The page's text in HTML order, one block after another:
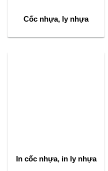
Cốc nhựa, ly nhựa
In cốc nhựa, in ly nhựa